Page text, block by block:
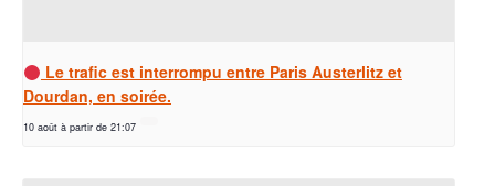
Le trafic est interrompu entre Paris Austerlitz et
Dourdan, en soirée.
10 août à partir de 21:07